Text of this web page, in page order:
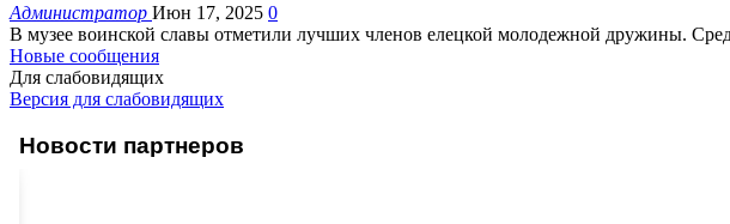
Администратор Июн 17, 2025 0
В музее воинской славы отметили лучших членов елецкой молодежной дружины.
Новые сообщения
Для слабовидящих
Версия для слабовидящих
Новости партнеров